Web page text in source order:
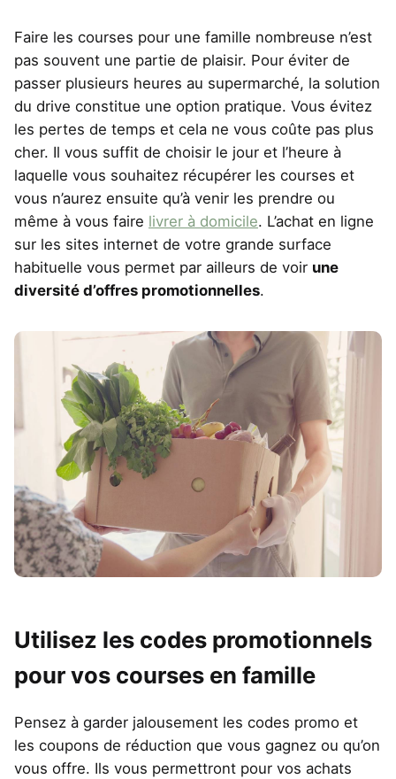
Faire les courses pour une famille nombreuse n’est
pas souvent une partie de plaisir. Pour éviter de
passer plusieurs heures au supermarché, la solution
du drive constitue une option pratique. Vous évitez
les pertes de temps et cela ne vous coûte pas plus
cher. Il vous suffit de choisir le jour et l’heure à
laquelle vous souhaitez récupérer les courses et
vous n’aurez ensuite qu’à venir les prendre ou
même à vous faire livrer à domicile. L’achat en ligne
sur les sites internet de votre grande surface
habituelle vous permet par ailleurs de voir une
diversité d’offres promotionnelles.
Utilisez les codes promotionnels
pour vos courses en famille
Pensez à garder jalousement les codes promo et
les coupons de réduction que vous gagnez ou qu’on
vous offre. Ils vous permettront pour vos achats